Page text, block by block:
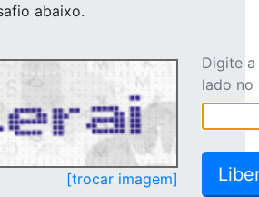
abaixo.
[trocar imagem]
Digite
lado no